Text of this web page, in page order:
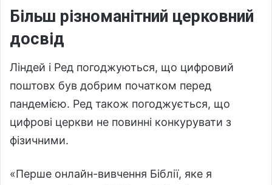
Більш різноманітний церковний
досвід
Ліндей і Ред погоджуються, що цифровий
поштовх був добрим початком перед
пандемією. Ред також погоджується, що
цифрові церкви не повинні конкурувати з
фізичними.
«Перше онлайн-вивчення Біблії, яке я